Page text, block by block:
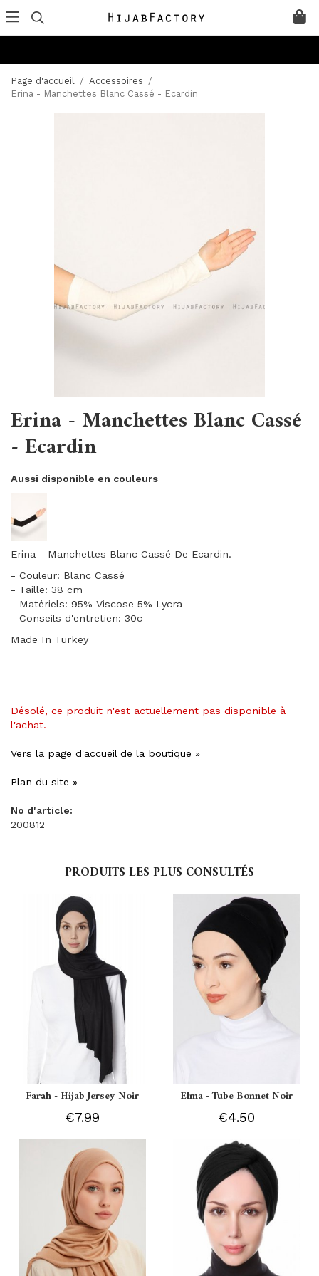
Page d'accueil / Accessoires /
Erina - Manchettes Blanc Cassé - Ecardin
Erina - Manchettes Blanc Cassé
- Ecardin
Aussi disponible en couleurs
Erina - Manchettes Blanc Cassé De Ecardin.
- Couleur: Blanc Cassé
- Taille: 38 cm
- Matériels: 95% Viscose 5% Lycra
- Conseils d'entretien: 30c
Made In Turkey
Désolé, ce produit n'est actuellement pas disponible à
l'achat.
Vers la page d'accueil de la boutique »
Plan du site »
No d'article:
200812
PRODUITS LES PLUS CONSULTÉS
Farah - Hijab Jersey Noir
€7.99
Elma - Tube Bonnet Noir
€4.50